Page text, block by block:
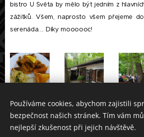
bistro U Světa by mělo být jedním z
zážitků. Všem, naprosto všem přejeme
serenáda.... Díky moooooc!
Používáme cookies, abychom zajistili
bezpečnost našich stránek. Tím vám
nejlepší zkušenost při jejich návštěvě.